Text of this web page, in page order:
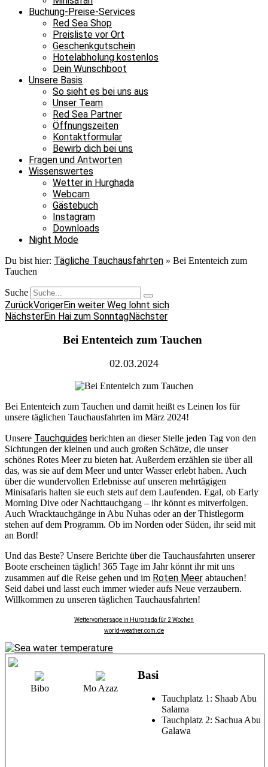
Buchung-Preise-Services
Red Sea Shop
Preisliste vor Ort
Geschenkgutschein
Hotelabholung kostenlos
Dein Wunschboot
Unsere Basis
So sieht es bei uns aus
Unser Team
Red Sea Partner
Öffnungszeiten
Kontaktformular
Bewirb dich bei uns
Fragen und Antworten
Wissenswertes
Wetter in Hurghada
Webcam
Gästebuch
Instagram
Downloads
Night Mode
Du bist hier: Tägliche Tauchausfahrten » Bei Ententeich zum
Tauchen
Suche
ZurückVorigerEin weiter Weg lohnt sich
NächsterEin Hai zum SonntagNächster
Bei Ententeich zum Tauchen
02.03.2024
Bei Ententeich zum Tauchen und damit heißt es Leinen los für
unsere täglichen Tauchausfahrten im März 2024!
Unsere Tauchguides berichten an dieser Stelle jeden Tag von den
Sichtungen der kleinen und auch großen Schätze, die unser
schönes Rotes Meer zu bieten hat. Außerdem erzählen sie über all
das, was sie auf dem Meer und unter Wasser erlebt haben. Auch
über die wundervollen Erlebnisse auf unseren mehrtägigen
Minisafaris halten sie euch stets auf dem Laufenden. Egal, ob Early
Morning Dive oder Nachttauchgang – ihr könnt es mitverfolgen.
Auch Wracktauchgänge in Abu Nuhas oder an der Thistlegorm
stehen auf dem Programm. Ob im Norden oder Süden, ihr seid mit
an Bord!
Und das Beste? Unsere Berichte über die Tauchausfahrten unserer
Boote erscheinen täglich! 365 Tage im Jahr könnt ihr mit uns
zusammen auf die Reise gehen und im Roten Meer abtauchen!
Seid dabei und lasst euch immer wieder aufs Neue verzaubern.
Willkommen zu unseren täglichen Tauchausfahrten!
Wettervorhersage in Hurghada für 2 Wochen
world-weather.com.de
Bibo Mo Azaz
Basi
Tauchplatz 1: Shaab Abu
Salama
Tauchplatz 2: Sachua Abu
Galawa